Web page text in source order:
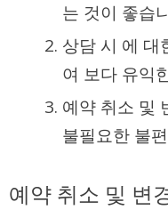
는 것이 좋습
상담 시 에 대
여 보다 유익
예약 취소 및
불필요한 불
예약 취소 및 변